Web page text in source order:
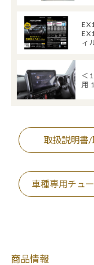
ィ
＜
用
取扱説明書
車種専用チュ
商品情報